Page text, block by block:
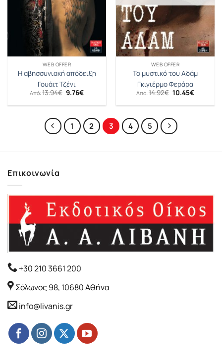
WEB OFFER
Η αβησσυνιακή απόδειξη
Γουάιτ Τζένι
Από: 13.94€ Original
price
was:
9.76€Η
τιμή
9.76€.
WEB OFFER
Το μυστικό του Αδάμ
Γκιγιέρμο Φεράρα
Από: 14.92€ Original
price
was:
10.45€Η
τιμή
1 2 3 4 5
Επικοινωνία
+30 210 3661 200
Σόλωνος 98, 10680 Αθήνα
info@livanis.gr